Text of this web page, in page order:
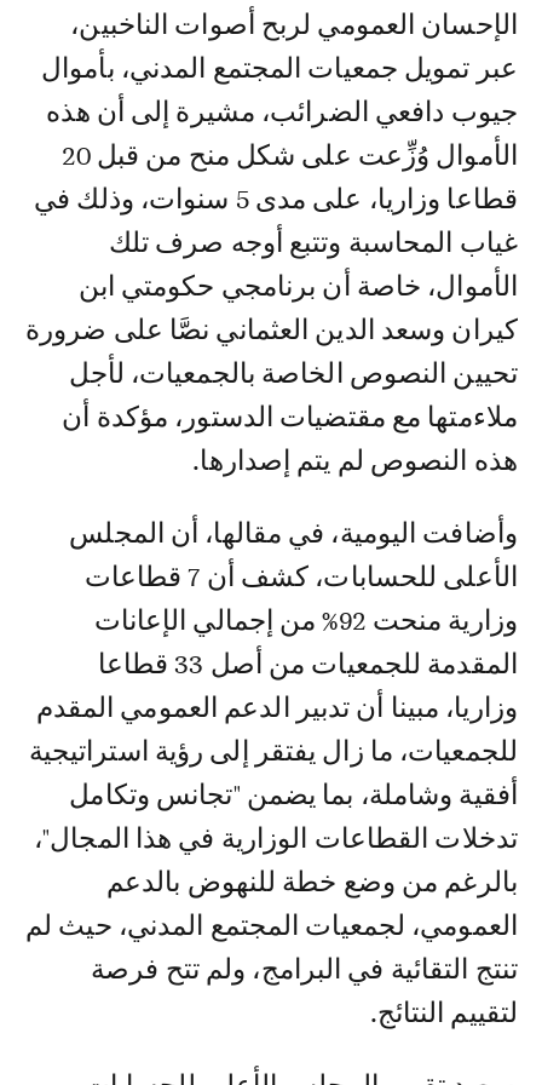
الإحسان العمومي لربح أصوات الناخبين،
عبر تمويل جمعيات المجتمع المدني، بأموال
جيوب دافعي الضرائب، مشيرة إلى أن هذه
الأموال وُزِّعت على شكل منح من قبل 20
قطاعا وزاريا، على مدى 5 سنوات، وذلك في
غياب المحاسبة وتتبع أوجه صرف تلك
الأموال، خاصة أن برنامجي حكومتي ابن
كيران وسعد الدين العثماني نصَّا على ضرورة
تحيين النصوص الخاصة بالجمعيات، لأجل
ملاءمتها مع مقتضيات الدستور، مؤكدة أن
هذه النصوص لم يتم إصدارها.
وأضافت اليومية، في مقالها، أن المجلس
الأعلى للحسابات، كشف أن 7 قطاعات
وزارية منحت 92% من إجمالي الإعانات
المقدمة للجمعيات من أصل 33 قطاعا
وزاريا، مبينا أن تدبير الدعم العمومي المقدم
للجمعيات، ما زال يفتقر إلى رؤية استراتيجية
أفقية وشاملة، بما يضمن "تجانس وتكامل
تدخلات القطاعات الوزارية في هذا المجال"،
بالرغم من وضع خطة للنهوض بالدعم
العمومي، لجمعيات المجتمع المدني، حيث لم
تنتج التقائية في البرامج، ولم تتح فرصة
لتقييم النتائج.